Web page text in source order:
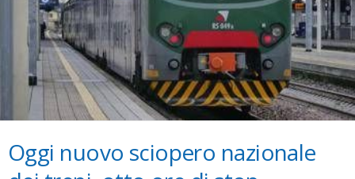
Oggi nuovo sciopero nazionale